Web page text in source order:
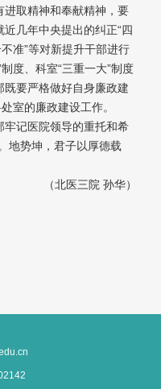
取精神和奉献精神，要
几年中央提出的纠正“四
准”等对新提升干部进行
度、科室“三重一大”制度
要严格做好自身廉政建
室的廉政建设工作。
记医院领导的重托和希
地势坤，君子以厚德载
（北医三院 孙华）